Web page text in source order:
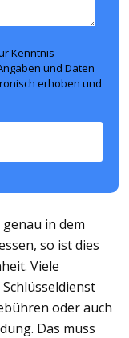
Kenntnis
und Daten
erhoben und
in dem
so ist dies
Viele
oder auch
Das muss